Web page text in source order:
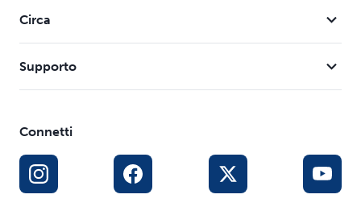
Circa
Supporto
Connetti